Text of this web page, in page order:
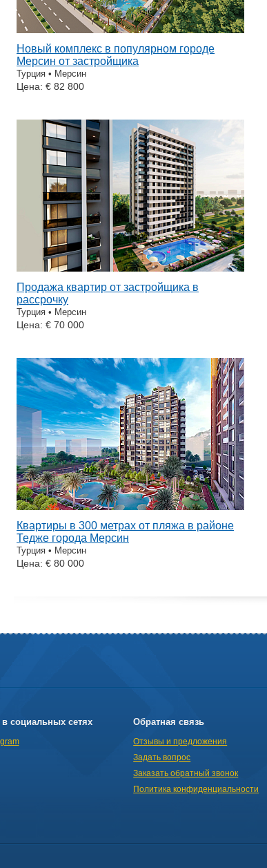
Новый комплекс в популярном городе
Мерсин от застройщика
Турция • Мерсин
Цена: € 82 800
Продажа квартир от застройщика в
рассрочку
Турция • Мерсин
Цена: € 70 000
Квартиры в 300 метрах от пляжа в районе
Тедже города Мерсин
Турция • Мерсин
Цена: € 80 000
социальных сетях Обратная связь
Отзывы и предложения
Задать вопрос
Заказать обратный звонок
Политика конфиденциальности